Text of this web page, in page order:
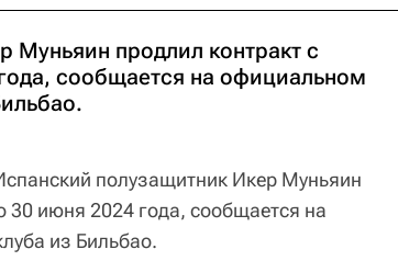
Муньяин продлил контракт с
сообщается на официальном
полузащитник Икер Муньяин
30 июня 2024 года, сообщается на
из Бильбао.